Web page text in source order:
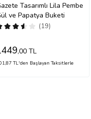
Tasarımlı Lila Pembe
ve Papatya Buketi
(19)
,00 TL
TL'den Başlayan Taksitlerle